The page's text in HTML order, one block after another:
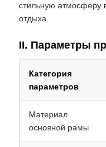
стильную атмосферу
отдыха.
II. Параметры
Категория
параметров
Материал
основной рамы